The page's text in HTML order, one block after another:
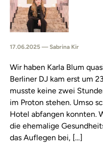
17.06.2025 — Sabrina Kir
Wir haben Karla Blum
Berliner DJ kam erst um
musste keine zwei
im Proton stehen. Umso
Hotel abfangen konnten.
die ehemalige
das Auflegen bei, […]